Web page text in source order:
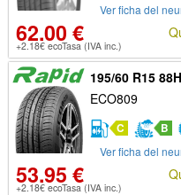
Ver ficha del
62.00 €
+2.18€ ecoTasa (IVA inc.)
195/60 R15 88H
ECO809
C B
Ver ficha del
53.95 €
+2.18€ ecoTasa (IVA inc.)